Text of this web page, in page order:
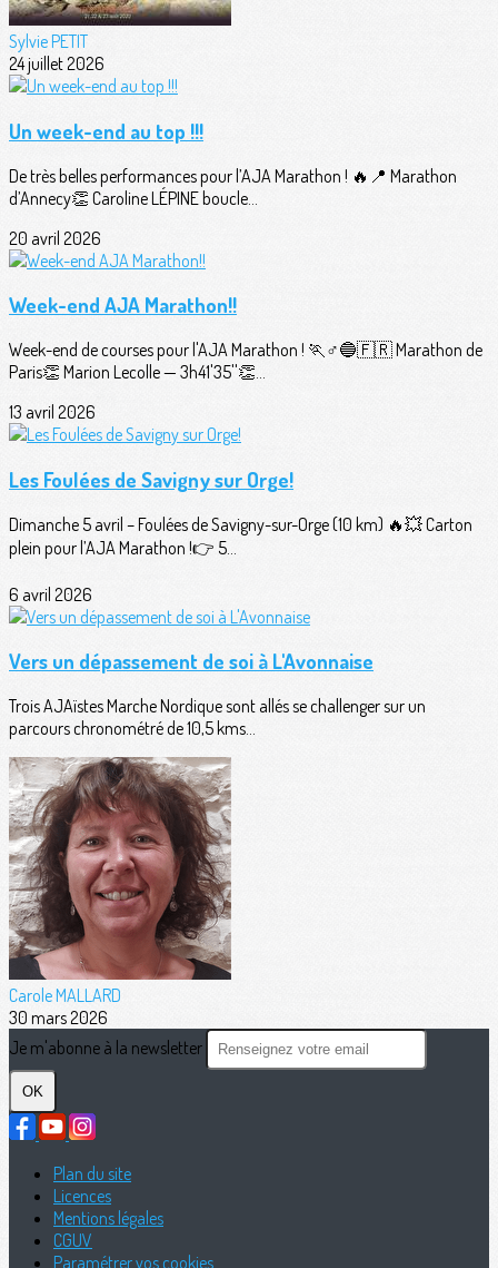
Sylvie PETIT
24 juillet 2026
Un week-end au top !!!
De très belles performances pour l’AJA Marathon ! 🔥📍 Marathon
d’Annecy👏 Caroline LÉPINE boucle...
20 avril 2026
Week-end AJA Marathon!!
Week-end de courses pour l'AJA Marathon ! 🏃♂️🔵🇫🇷 Marathon de
Paris👏 Marion Lecolle — 3h41'35''👏...
13 avril 2026
Les Foulées de Savigny sur Orge!
Dimanche 5 avril – Foulées de Savigny-sur-Orge (10 km) 🔥💥 Carton
plein pour l’AJA Marathon !👉 5...
6 avril 2026
Vers un dépassement de soi à L'Avonnaise
Trois AJAïstes Marche Nordique sont allés se challenger sur un
parcours chronométré de 10,5 kms...
Carole MALLARD
30 mars 2026
Je m'abonne à la newsletter
OK
Plan du site
Licences
Mentions légales
CGUV
Paramétrer vos cookies